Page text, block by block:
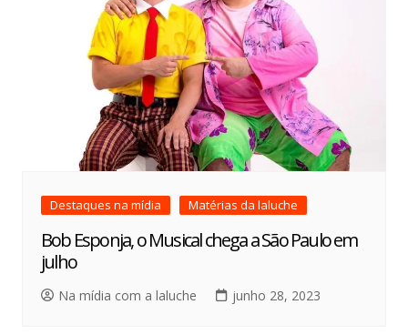
Destaques na mídia Matérias da laluche
Bob Esponja, o Musical chega a São Paulo em
julho
Na mídia com a laluche junho 28, 2023